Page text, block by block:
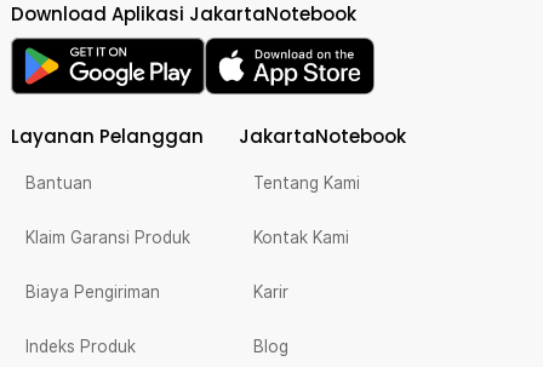
Download Aplikasi JakartaNotebook
Layanan Pelanggan
Bantuan
Klaim Garansi Produk
Biaya Pengiriman
Indeks Produk
JakartaNotebook
Tentang Kami
Kontak Kami
Karir
Blog